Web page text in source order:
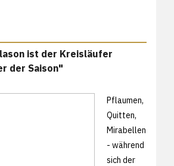
ist der Kreisläufer
der Saison"
Pflaumen,
Quitten,
Mirabellen
- während
sich der